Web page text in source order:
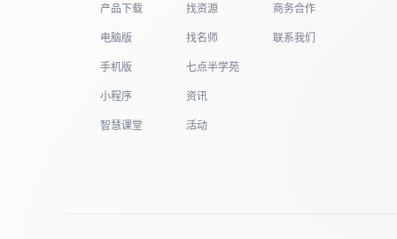
产品下载
电脑版
手机版
小程序
智慧课堂
找资源
找名师
七点半学苑
资讯
活动
商务合作
联系我们